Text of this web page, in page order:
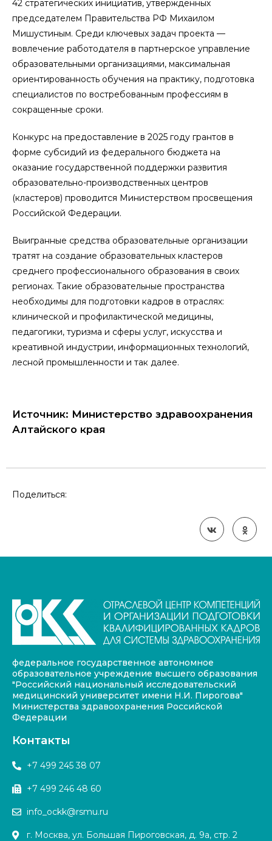
42 стратегических инициатив, утвержденных
председателем Правительства РФ Михаилом
Мишустиным. Среди ключевых задач проекта —
вовлечение работодателя в партнерское управление
образовательными организациями, максимальная
ориентированность обучения на практику, подготовка
специалистов по востребованным профессиям в
сокращенные сроки.
Конкурс на предоставление в 2025 году грантов в
форме субсидий из федерального бюджета на
оказание государственной поддержки развития
образовательно-производственных центров
(кластеров) проводится Министерством просвещения
Российской Федерации.
Выигранные средства образовательные организации
тратят на создание образовательных кластеров
среднего профессионального образования в своих
регионах. Такие образовательные пространства
необходимы для подготовки кадров в отраслях:
клинической и профилактической медицины,
педагогики, туризма и сферы услуг, искусства и
креативной индустрии, информационных технологий,
лесной промышленности и так далее.
Источник: Министерство здравоохранения
Алтайского края
Поделиться:
федеральное государственное автономное
образовательное учреждение высшего образования
"Российский национальный исследовательский
медицинский университет имени Н.И. Пирогова"
Министерства здравоохранения Российской
Федерации
Контакты
+7 499 245 38 07
+7 499 246 48 60
info_ockk@rsmu.ru
г. Москва, ул. Большая Пироговская, д. 9а, стр. 2